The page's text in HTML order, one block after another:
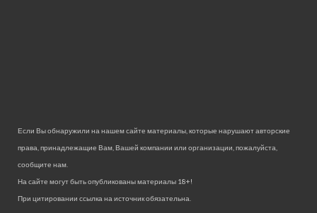
Если Вы обнаружили на нашем сайте материалы, которые нарушают авторские
права, принадлежащие Вам, Вашей компании или организации, пожалуйста,
сообщите нам.
На сайте могут быть опубликованы материалы 18+!
При цитировании ссылка на источник обязательна.